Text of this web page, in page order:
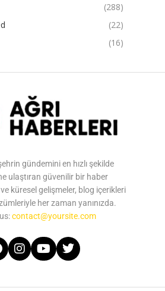
(288)
(22)
(16)
gündemini en hızlı şekilde
ulaştıran güvenilir bir haber
ve küresel gelişmeler, blog içerikleri
her zaman yanınızda.
contact@yoursite.com